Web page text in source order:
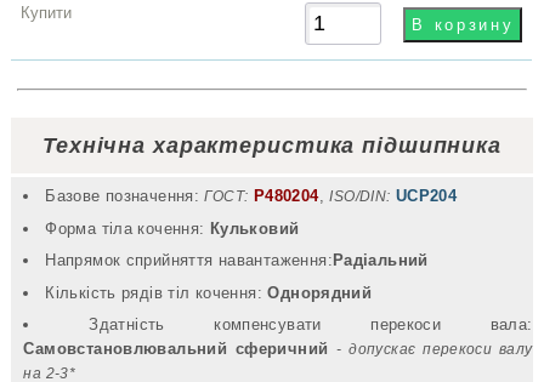
Технічна характеристика підшипника
Базове позначення: ГОСТ: P480204,ISO/DIN: UCP204
Форма тіла кочення: Кульковий
Напрямок сприйняття навантаження: Радіальний
Кількість рядів тіл кочення:Однорядний
Здатність компенсувати перекоси вала:
Самовстановлювальний сферичний- допускає перекоси валу
на 2-3*